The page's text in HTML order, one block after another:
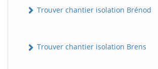
Trouver chantier isolation Brénod
Trouver chantier isolation Brens